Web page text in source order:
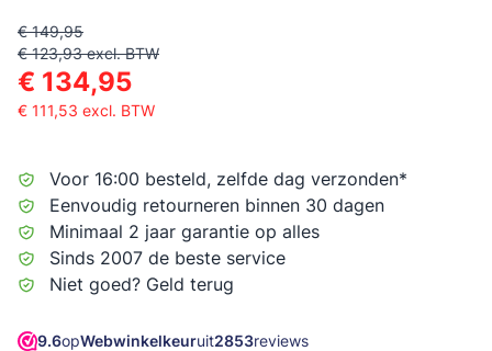
€ 149,95
€ 123,93 excl. BTW
€ 134,95
€ 111,53 excl. BTW
Voor 16:00 besteld, zelfde dag verzonden*
Eenvoudig retourneren binnen 30 dagen
Minimaal 2 jaar garantie op alles
Sinds 2007 de beste service
Niet goed? Geld terug
9.6opWebwinkelkeuruit2853reviews